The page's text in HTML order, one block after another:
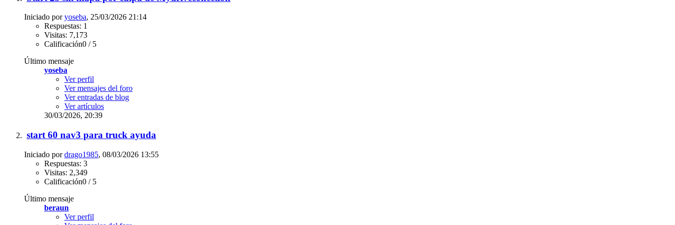
Iniciado poryoseba, 25/03/2026 21:14
Respuestas: 1
Visitas: 7,173
Calificación0 / 5
Último mensaje
yoseba
Ver perfil
Ver mensajes del foro
Ver entradas de blog
Ver artículos
30/03/2026, 20:39
start 60 nav3 para truck ayuda
Iniciado pordrago1985, 08/03/2026 13:55
Respuestas: 3
Visitas: 2,349
Calificación0 / 5
Último mensaje
beraun
Ver perfil